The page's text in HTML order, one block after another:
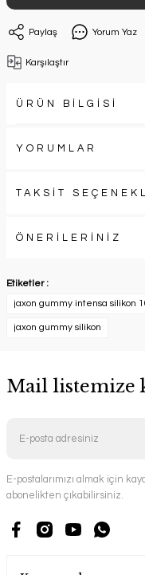
Paylaş Yorum Yaz
Karşılaştır
ÜRÜN BİLGİSİ
YORUMLAR
TAKSİT
ÖNERİLERİNİZ
Etiketler :
jaxon gummy intensa silikon
jaxon gummy silikon
Mail listemize
E-postalarımızı almak için
abonelikten çıkabilirsiniz.